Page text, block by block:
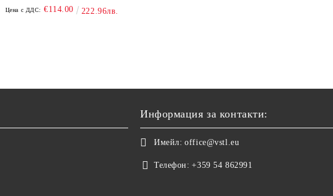
Цена с ДДС: €114.00 222.96лв.
Информация за контакти:
Имейл: office@vstl.eu
Телефон: +359 54 862991